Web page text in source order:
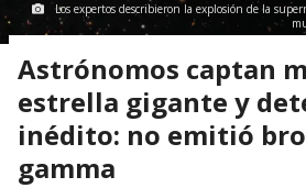
Los expertos describieron la explosión de la
Astrónomos captan
estrella gigante y
inédito: no emitió
gamma